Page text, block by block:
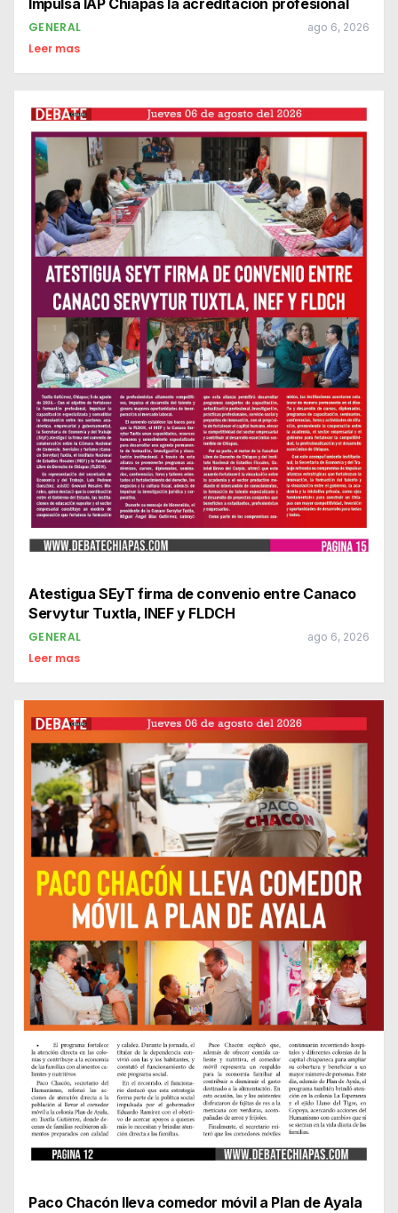
Impulsa IAP Chiapas la acreditación profesional
GENERAL ago 6, 2026
Leer mas
Atestigua SEyT firma de convenio entre Canaco
Servytur Tuxtla, INEF y FLDCH
GENERAL ago 6, 2026
Leer mas
Paco Chacón lleva comedor móvil a Plan de Ayala